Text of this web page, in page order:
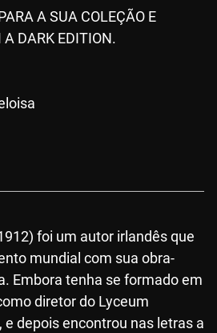
A SUA COLEÇÃO E
DARK EDITION.
foi um autor irlandês que
mundial com sua obra-
Embora tenha se formado em
diretor do Lyceum
e depois encontrou nas letras a